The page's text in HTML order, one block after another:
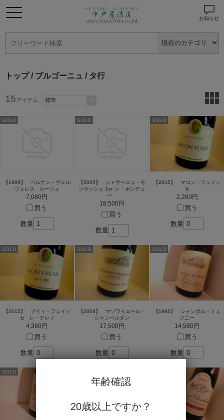
お知らせ
トップ/ ブルゴーニュ / タ行
15アイテム
SOLD
【1999】 ペルナン・ヴェル
ジュレス ルージュ
7,080円
買う
数量
SOLD
【2005】 シャサーニュ・モ
ンラッシェ 1er. レ・ボンデュ
ー
18,500円
買う
数量
SOLD
【2015】 マコン・フュイッ
セ
2,260円
買う
数量
SOLD
【2015】 プイィ・フュイッ
セ レ・クレィ
4,360円
買う
数量
SOLD
【2008】 マゾワイエール・
シャンベルタン
17,500円
買う
数量
SOLD
【1986】 シャンボル・ミュ
ジニー
14,580円
買う
数量
SOLD
年齢確認
20歳以上ですか？